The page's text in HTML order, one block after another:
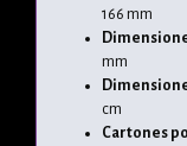
166 mm
mm
cm
Cartones